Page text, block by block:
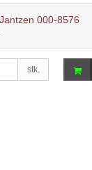
Jantzen 000-8576
stk.